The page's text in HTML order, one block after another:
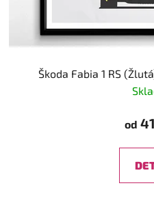
Škoda Fabia 1 RS
od